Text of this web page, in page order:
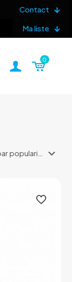
Contact
Ma liste
0